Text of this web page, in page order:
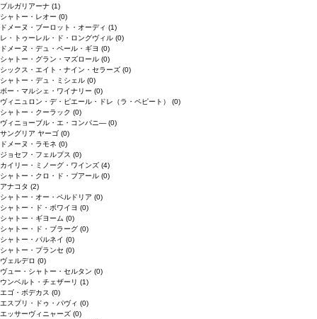
ブルガリアーナ (1)
シャトー・レオー (0)
ドメーヌ・ブーロット・オーディ (1)
レ・トゥーレル・ド・ロングヴィル (0)
ドメーヌ・デュ・ペール・ギヨ (0)
シャトー・グラン・マズロール (0)
シックス・エイト・ナイン・セラーズ (0)
シャトー・デュ・ミシェル (0)
ボー・マルシェ・ワイナリー (0)
ヴィニュロン・デ・ピエール・ドレ（ラ・ペピート） (0)
シャトー・クーラック (0)
ヴィニョーブル・エ・コンパニ― (0)
サングリア ヤーゴ (0)
ドメーヌ・ラモネ (0)
ジョセフ・フェルプス (0)
カイリー・ミノーグ・ワインズ (4)
シャトー・クロ・ド・ブアール (0)
アナコタ (2)
シャトー・オー・ペルドリア (0)
シャトー・ド・ボワイヨ (0)
シャトー・ギヨーム (0)
シャトー・ド・ブラーグ (0)
シャトー・パルネイ (0)
シャトー・プランセ (0)
ヴェルデロ (0)
ヴュー・シャトー・セルタン (0)
ウンベルト・チェザーリ (1)
エゴ・ボデカス (0)
エスプリ・ドゥ・パヴィ (0)
エッサーヴィニャーズ (0)